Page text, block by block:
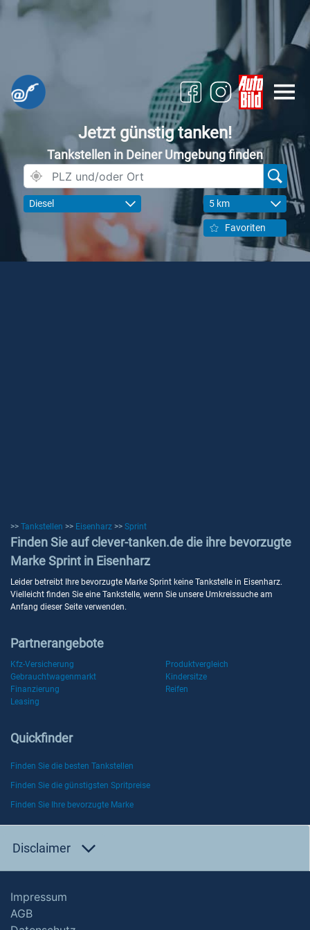
Jetzt günstig tanken!
Tankstellen in Deiner Umgebung finden
Diesel 5 km
Favoriten
>> Tankstellen >> Eisenharz >> Sprint
Finden Sie auf clever-tanken.de die ihre bevorzugte
Marke Sprint in Eisenharz
Leider betreibt Ihre bevorzugte Marke Sprint keine Tankstelle in Eisenharz.
Vielleicht finden Sie eine Tankstelle, wenn Sie unsere Umkreissuche am
Anfang dieser Seite verwenden.
Partnerangebote
Kfz-Versicherung
Produktvergleich
Gebrauchtwagenmarkt
Kindersitze
Finanzierung
Reifen
Leasing
Quickfinder
Finden Sie die besten Tankstellen
Finden Sie die günstigsten Spritpreise
Finden Sie Ihre bevorzugte Marke
Disclaimer
Impressum
AGB